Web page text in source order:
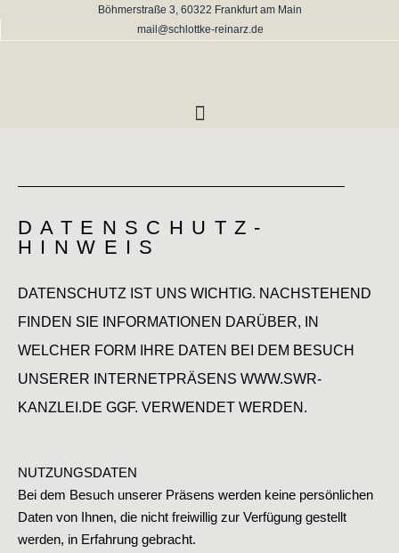
Böhmerstraße 3, 60322 Frankfurt am Main
mail@schlottke-reinarz.de
DATENSCHUTZ-
HINWEIS
DATENSCHUTZ IST UNS WICHTIG. NACHSTEHEND
FINDEN SIE INFORMATIONEN DARÜBER, IN
WELCHER FORM IHRE DATEN BEI DEM BESUCH
UNSERER INTERNETPRÄSENS WWW.SWR-
KANZLEI.DE GGF. VERWENDET WERDEN.
NUTZUNGSDATEN
Bei dem Besuch unserer Präsens werden keine persönlichen
Daten von Ihnen, die nicht freiwillig zur Verfügung gestellt
werden, in Erfahrung gebracht.